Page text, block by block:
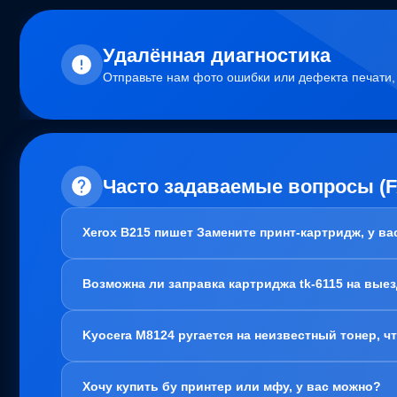
Удалённая диагностика
Отправьте нам фото ошибки или дефекта
Часто задаваемые вопросы
Xerox B215 пишет Замените принт-картридж, у
В вашем случае, заправка картриджа не требуется.
Варианта два:
1. Привозите вам, мы его чистим, меняем чип и фотовал
Актуально для:
Возможна ли заправка картриджа tk-6115 на
Да, заправка картриджа TK-6115 возможна как в нашем
Kyocera M8124 ругается на неизвестный тонер,
Скорее всего, проблема в картриджах, а точнее регион
Хочу купить бу принтер или мфу, у вас можно?